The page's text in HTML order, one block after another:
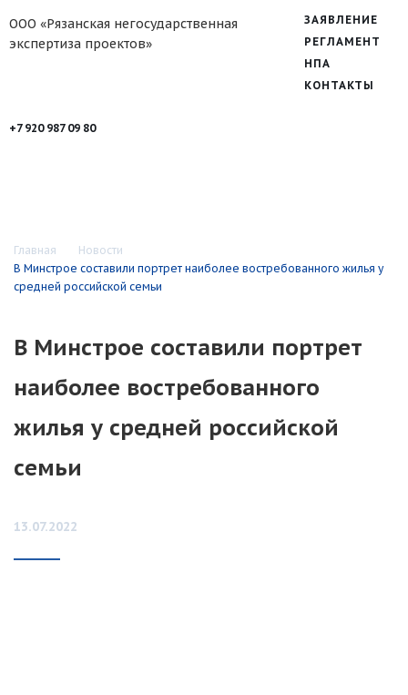
ООО «Рязанская негосударственная
экспертиза проектов»
ЗАЯВЛЕНИЕ
РЕГЛАМЕНТ
НПА
КОНТАКТЫ
+7 920 987 09 80
Главная
Новости
В Минстрое составили портрет наиболее востребованного жилья у
средней российской семьи
В Минстрое составили портрет
наиболее востребованного
жилья у средней российской
семьи
13.07.2022